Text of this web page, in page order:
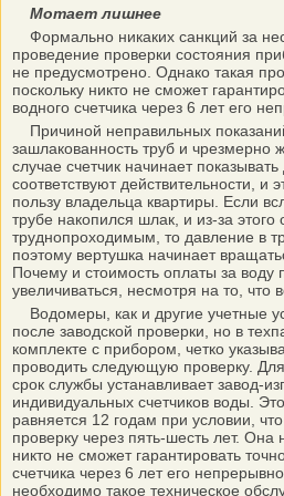
Мотает лишнее
Формально никаких санкций за
проведение проверки состояния
не предусмотрено. Однако такая
поскольку никто не сможет
водного счетчика через 6 лет его
Причиной неправильных
зашлакованность труб и чрезмерно
случае счетчик начинает
соответствуют действительности, и
пользу владельца квартиры. Если
трубе накопился шлак, и из-за этого
труднопроходимым, то давление в
поэтому вертушка начинает
Почему и стоимость оплаты за воду
увеличиваться, несмотря на то, что
Водомеры, как и другие учетные
после заводской проверки, но в
комплекте с прибором, четко
проводить следующую проверку.
срок службы устанавливает завод-
индивидуальных счетчиков воды.
равняется 12 годам при условии,
проверку через пять-шесть лет. Она
никто не сможет гарантировать
счетчика через 6 лет его
необходимо такое техническое